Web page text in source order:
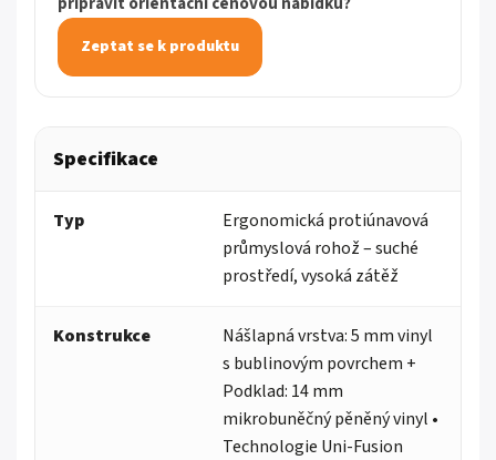
Zeptat se k produktu
Specifikace
Typ
Ergonomická protiúnavová
průmyslová rohož – suché
prostředí, vysoká zátěž
Konstrukce
Nášlapná vrstva: 5 mm vinyl
s bublinovým povrchem +
Podklad: 14 mm
mikrobuněčný pěněný vinyl •
Technologie Uni-Fusion